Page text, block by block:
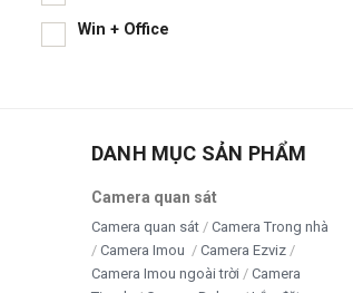
Win + Office
DANH MỤC SẢN PHẨM
Camera quan sát
Camera quan sát
Camera Trong nhà
Camera Imou
Camera Ezviz
Camera Imou ngoài trời
Camera